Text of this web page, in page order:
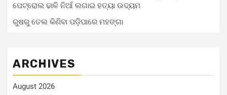
ପେଟ୍ରୋଲ ଢାଳି ନିଆଁ ଲଗାଇ ହତ୍ୟା ଉଦ୍ୟମ
ରୁଷରୁ ତେଲ କିଣିବା ପଡ଼ିପାରେ ମହଙ୍ଗା
ARCHIVES
August 2026